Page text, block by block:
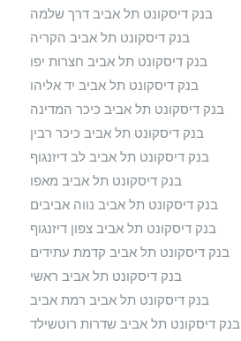
בנק דיסקונט תל אביב דרך שלמה
בנק דיסקונט תל אביב הקריה
בנק דיסקונט תל אביב חצרות יפו
בנק דיסקונט תל אביב יד אליהו
בנק דיסקונט תל אביב כיכר המדינה
בנק דיסקונט תל אביב כיכר רבין
בנק דיסקונט תל אביב לב דיזנגוף
בנק דיסקונט תל אביב מאפו
בנק דיסקונט תל אביב נווה אביבים
בנק דיסקונט תל אביב צפון דיזנגוף
בנק דיסקונט תל אביב קדמת עתידים
בנק דיסקונט תל אביב ראשי
בנק דיסקונט תל אביב רמת אביב
בנק דיסקונט תל אביב שדרות רוטשילד